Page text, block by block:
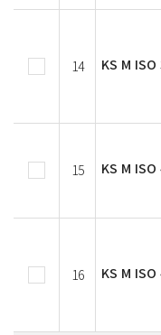
14 KS M
15 KS M
16 KS M